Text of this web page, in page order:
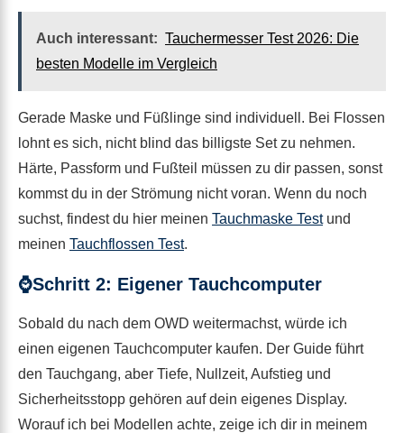
Auch interessant: Tauchermesser Test 2026: Die
besten Modelle im Vergleich
Gerade Maske und Füßlinge sind individuell. Bei Flossen
lohnt es sich, nicht blind das billigste Set zu nehmen.
Härte, Passform und Fußteil müssen zu dir passen, sonst
kommst du in der Strömung nicht voran. Wenn du noch
suchst, findest du hier meinen Tauchmaske Testund
meinen Tauchflossen Test.
⌚Schritt 2: Eigener Tauchcomputer
Sobald du nach dem OWD weitermachst, würde ich
einen eigenen Tauchcomputer kaufen. Der Guide führt
den Tauchgang, aber Tiefe, Nullzeit, Aufstieg und
Sicherheitsstopp gehören auf dein eigenes Display.
Worauf ich bei Modellen achte, zeige ich dir in meinem